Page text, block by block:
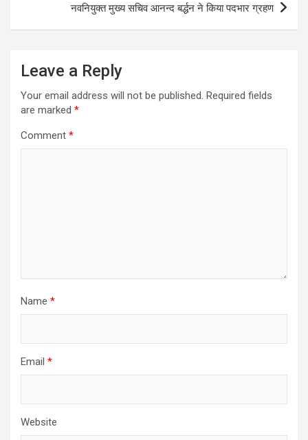
k
नवनियुक्त मुख्य सचिव आनन्द बर्द्धन ने किया पदभार ग्रहण
Leave a Reply
Your email address will not be published. Required fields
are marked *
Comment *
Name *
Email *
Website